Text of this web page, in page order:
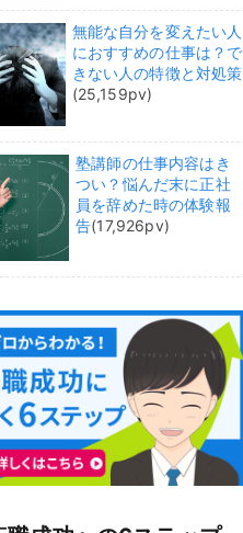
無能な自分を変えたい人
におすすめの仕事は？で
きない人の特徴と対処策
(25,159pv)
塾講師の仕事内容はき
つい？悩んだ末に正社
員を辞めた時の体験報
告(17,926pv)